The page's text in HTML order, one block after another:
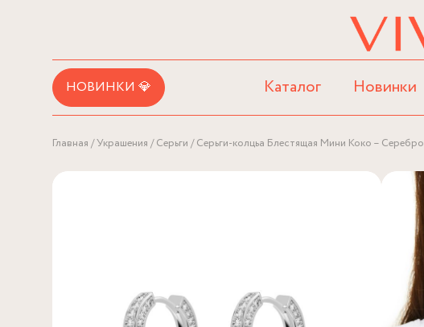
НОВИНКИ 💎 Каталог Новинки
Главная Украшения Серьги Серьги-колцьа Блестящая Мини Коко – Серебро